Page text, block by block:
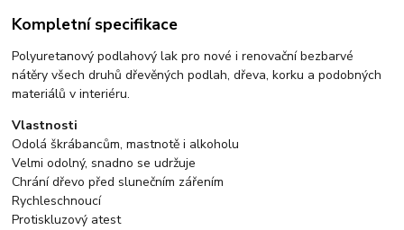
Kompletní specifikace
Polyuretanový podlahový lak pro nové i renovační bezbarvé
nátěry všech druhů dřevěných podlah, dřeva, korku a podobných
materiálů v interiéru.
Vlastnosti
Odolá škrábancům, mastnotě i alkoholu
Velmi odolný, snadno se udržuje
Chrání dřevo před slunečním zářením
Rychleschnoucí
Protiskluzový atest